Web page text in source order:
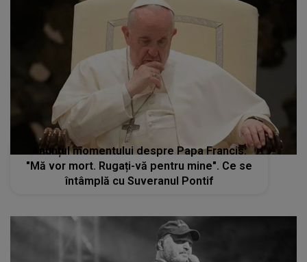
Anunțul momentului despre Papa Francis:
"Mă vor mort. Rugați-vă pentru mine". Ce se
întâmplă cu Suveranul Pontif